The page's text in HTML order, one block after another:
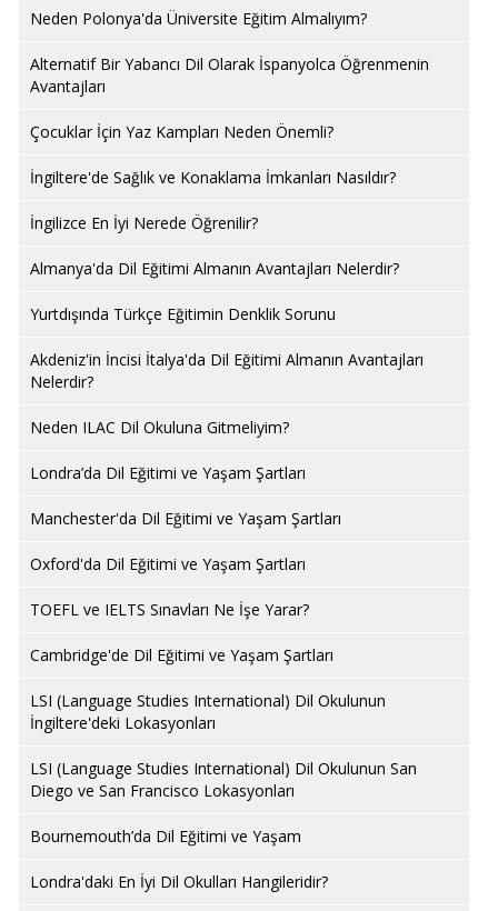
Neden Polonya'da Üniversite Eğitim Almalıyım?
Alternatif Bir Yabancı Dil Olarak İspanyolca Öğrenmenin
Avantajları
Çocuklar İçin Yaz Kampları Neden Önemli?
İngiltere'de Sağlık ve Konaklama İmkanları Nasıldır?
İngilizce En İyi Nerede Öğrenilir?
Almanya'da Dil Eğitimi Almanın Avantajları Nelerdir?
Yurtdışında Türkçe Eğitimin Denklik Sorunu
Akdeniz'in İncisi İtalya'da Dil Eğitimi Almanın Avantajları
Nelerdir?
Neden ILAC Dil Okuluna Gitmeliyim?
Londra’da Dil Eğitimi ve Yaşam Şartları
Manchester'da Dil Eğitimi ve Yaşam Şartları
Oxford'da Dil Eğitimi ve Yaşam Şartları
TOEFL ve IELTS Sınavları Ne İşe Yarar?
Cambridge'de Dil Eğitimi ve Yaşam Şartları
LSI (Language Studies International) Dil Okulunun
İngiltere'deki Lokasyonları
LSI (Language Studies International) Dil Okulunun San
Diego ve San Francisco Lokasyonları
Bournemouth’da Dil Eğitimi ve Yaşam
Londra'daki En İyi Dil Okulları Hangileridir?